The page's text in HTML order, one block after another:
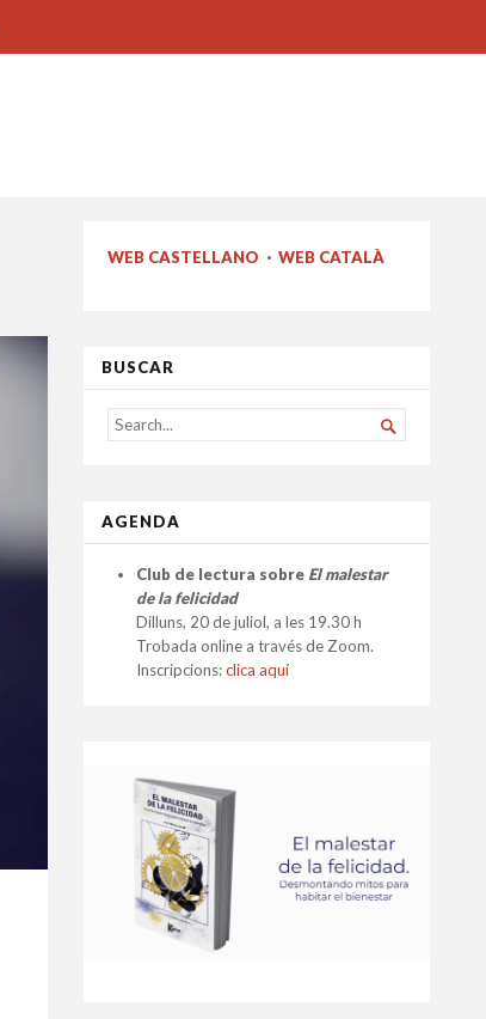
WEB CASTELLANO · WEB CATALÀ
BUSCAR
SEARCH
FOR...

AGENDA
Club de lectura sobre El malestar
de la felicidad
Dilluns, 20 de juliol, a les 19.30 h
Trobada online a través de Zoom.
Inscripcions:clica aquí